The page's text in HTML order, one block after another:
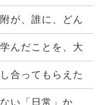
が、誰に、どん
んだことを、大
合ってもらえた
い「日常」か